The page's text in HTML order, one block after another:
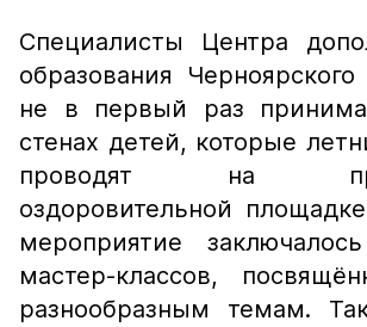
Специалисты Центра
образования
не в первый раз
стенах детей, которые
проводят на
оздоровительной
мероприятие
мастер-классов,
разнообразным темам.